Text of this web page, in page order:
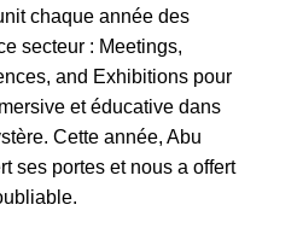
chaque année des
secteur : Meetings,
and Exhibitions pour
et éducative dans
Cette année, Abu
ses portes et nous a offert